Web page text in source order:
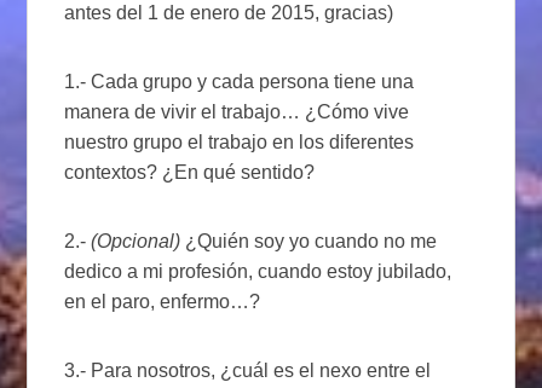
antes del 1 de enero de 2015, gracias)
1.- Cada grupo y cada persona tiene una
manera de vivir el trabajo… ¿Cómo vive
nuestro grupo el trabajo en los diferentes
contextos? ¿En qué sentido?
2.-(Opcional) ¿Quién soy yo cuando no me
dedico a mi profesión, cuando estoy jubilado,
en el paro, enfermo…?
3.- Para nosotros, ¿cuál es el nexo entre el